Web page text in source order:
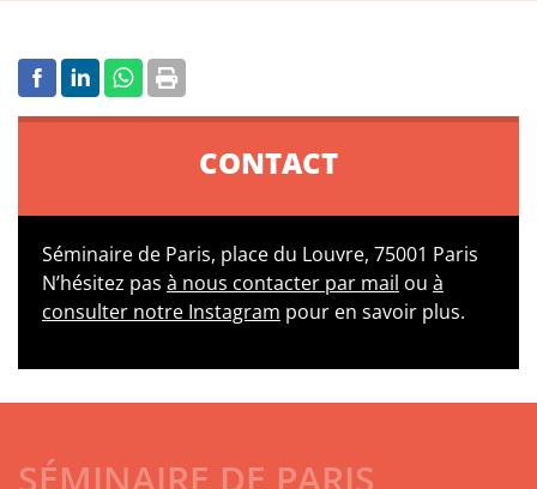
CONTACT
Séminaire de Paris, place du Louvre, 75001 Paris
N’hésitez pas à nous contacter par mail ou à
consulter notre Instagram pour en savoir plus.
SÉMINAIRE DE PARIS